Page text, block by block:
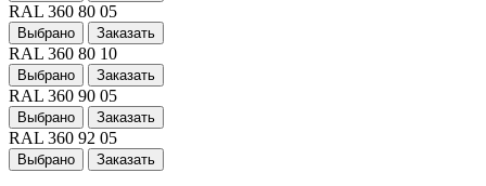
RAL 360 80 05
Выбрано Заказать
RAL 360 80 10
Выбрано Заказать
RAL 360 90 05
Выбрано Заказать
RAL 360 92 05
Выбрано Заказать